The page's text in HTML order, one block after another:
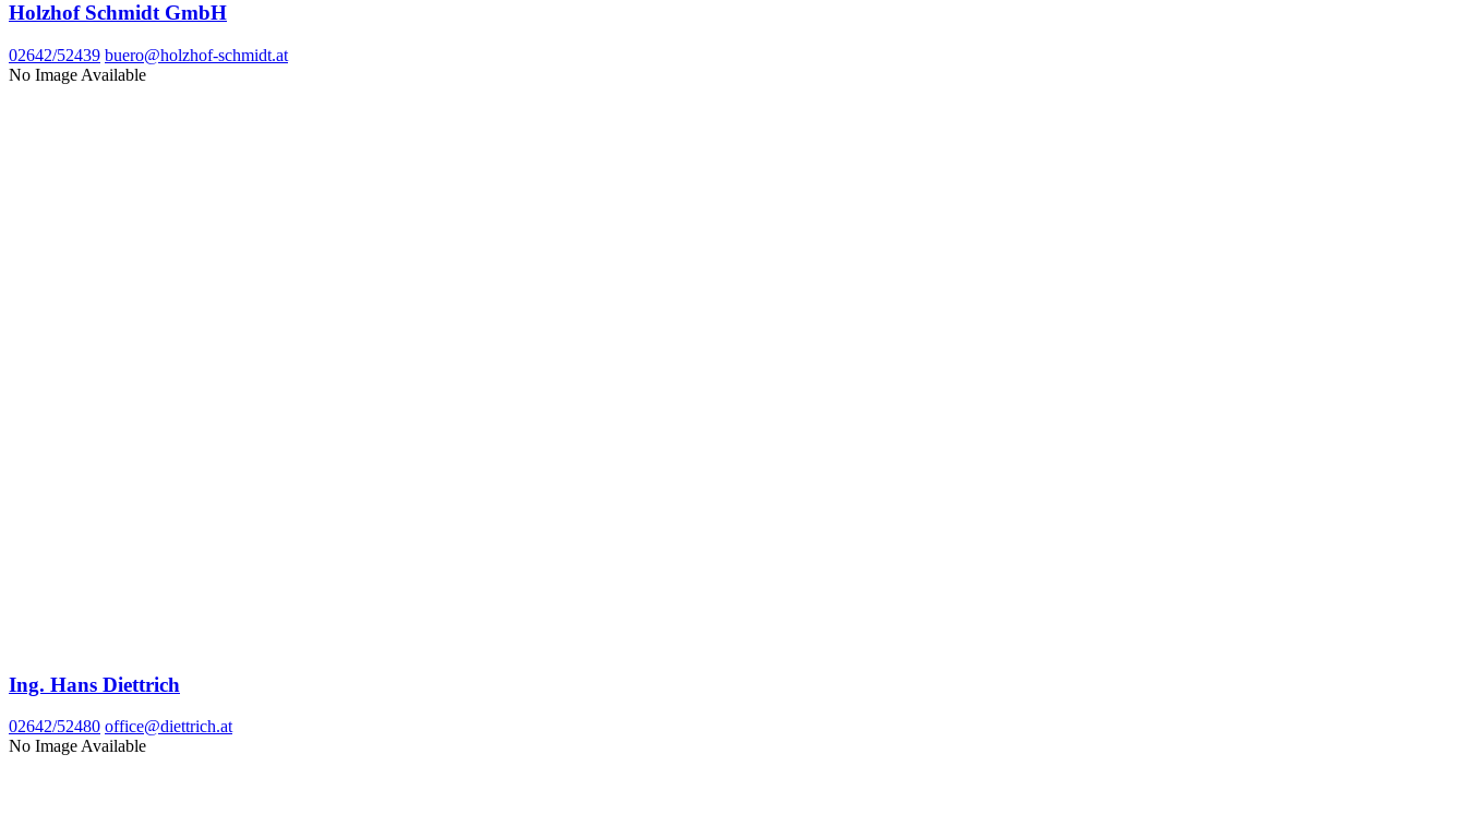
Holzhof Schmidt GmbH
02642/52439 buero@holzhof-schmidt.at
No Image Available
Ing. Hans Diettrich
02642/52480 office@diettrich.at
No Image Available